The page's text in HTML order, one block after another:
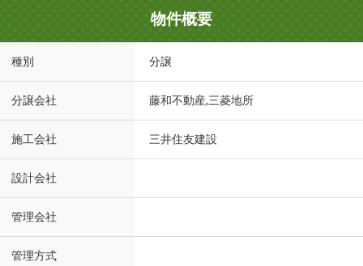
物件概要
種別 分譲
分譲会社 藤和不動産,三菱地所
施工会社 三井住友建設
設計会社
管理会社
管理方式